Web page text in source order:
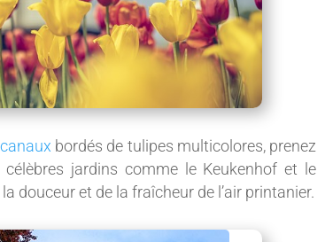
bordés de tulipes multicolores, prenez
jardins comme le Keukenhof et le
douceur et de la fraîcheur de l’air printanier.